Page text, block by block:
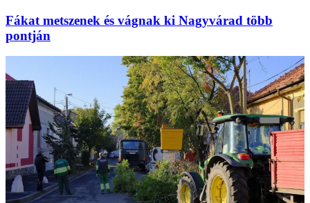
Fákat metszenek és vágnak ki Nagyvárad több
pontján